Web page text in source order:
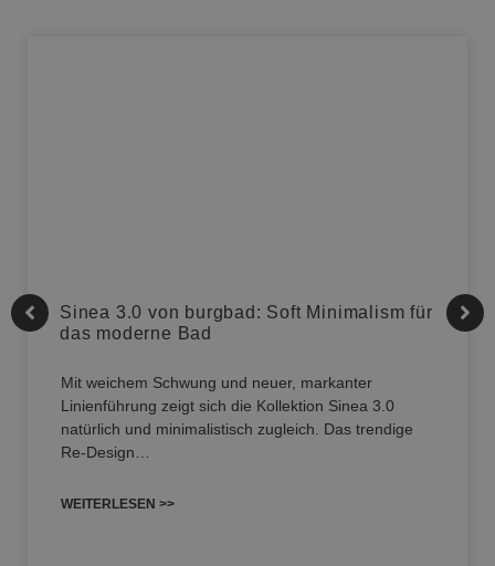
Sinea 3.0 von burgbad: Soft Minimalism für
das moderne Bad
Mit weichem Schwung und neuer, markanter
Linienführung zeigt sich die Kollektion Sinea 3.0
natürlich und minimalistisch zugleich. Das trendige
Re-Design…
WEITERLESEN >>